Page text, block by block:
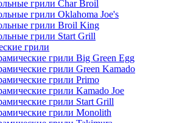
грили Char Broil
грили Oklahoma Joe's
грили Broil King
грили Start Grill
грили
грили Big Green Egg
грили Green Kamado
грили Primo
грили Kamado Joe
грили Start Grill
грили Monolith